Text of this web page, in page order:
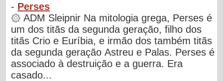
- Perses
۞ ADM Sleipnir Na mitologia grega, Perses é
um dos titãs da segunda geração, filho dos
titãs Crio e Euríbia, e irmão dos também titãs
da segunda geração Astreu e Palas. Perses é
associado à destruição e a guerra. Era
casado...